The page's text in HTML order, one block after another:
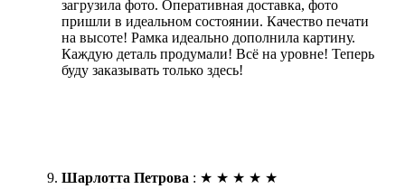
загрузила фото. Оперативная доставка, фото
пришли в идеальном состоянии. Качество печати
на высоте! Рамка идеально дополнила картину.
Каждую деталь продумали! Всё на уровне! Теперь
буду заказывать только здесь!
Шарлотта Петрова : ★ ★ ★ ★ ★